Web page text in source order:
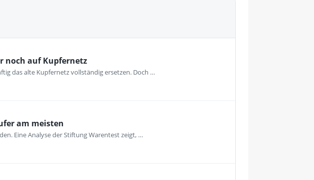
noch auf Kupfernetz
das alte Kupfernetz vollständig ersetzen. Doch …
am meisten
Eine Analyse der Stiftung Warentest zeigt, …